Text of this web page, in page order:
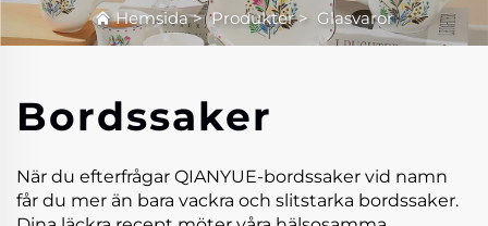
Hemsida>Produkter> Glasvaror
Bordssaker
När du efterfrågar QIANYUE-bordssaker vid namn
får du mer än bara vackra och slitstarka bordssaker.